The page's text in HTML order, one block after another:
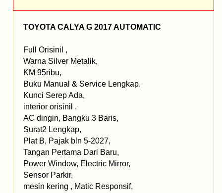
TOYOTA CALYA G 2017 AUTOMATIC
Full Orisinil ,
Warna Silver Metalik,
KM 95ribu,
Buku Manual & Service Lengkap,
Kunci Serep Ada,
interior orisinil ,
AC dingin, Bangku 3 Baris,
Surat2 Lengkap,
Plat B, Pajak bln 5-2027,
Tangan Pertama Dari Baru,
Power Window, Electric Mirror,
Sensor Parkir,
mesin kering , Matic Responsif,